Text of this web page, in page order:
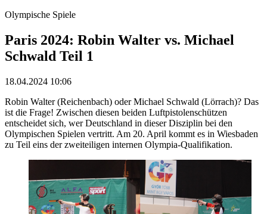
Olympische Spiele
Paris 2024: Robin Walter vs. Michael
Schwald Teil 1
18.04.2024 10:06
Robin Walter (Reichenbach) oder Michael Schwald (Lörrach)? Das
ist die Frage! Zwischen diesen beiden Luftpistolenschützen
entscheidet sich, wer Deutschland in dieser Disziplin bei den
Olympischen Spielen vertritt. Am 20. April kommt es in Wiesbaden
zu Teil eins der zweiteiligen internen Olympia-Qualifikation.